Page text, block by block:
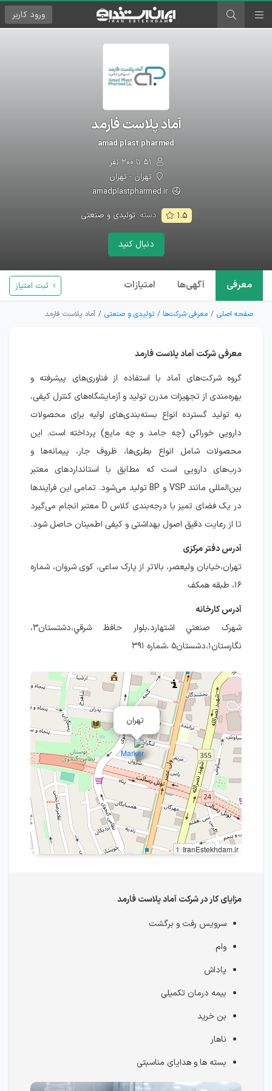
ورود کاربر
آماد پلاست فارمد
amad plast pharmed
تهران - تهران
amadplastpharmed.ir
۱.۵ دسته:تولیدی و صنعتی
دنبال کنید
معرفی آگهی‌ها امتیازات ثبت امتیاز
صفحه اصلی معرفی شرکت‌ها تولیدی و صنعتی آماد پلاست فارمد
معرفی شرکت آماد پلاست فارمد
گروه شرکت‌های آماد با استفاده از فناوری‌های پیشرفته و
بهره‌مندی از تجهیزات مدرن تولید و آزمایشگاه‌های کنترل کیفی،
به تولید گسترده انواع بسته‌بندی‌های اولیه برای محصولات
دارویی خوراکی (چه جامد و چه مایع) پرداخته است. این
محصولات شامل انواع بطری‌ها، ظروف جار، پیمانه‌ها و
درب‌های دارویی است که مطابق با استانداردهای معتبر
بین‌المللی مانند VSP و BP تولید می‌شود. تمامی این فرآیندها
در یک فضای تمیز با درجه‌بندی کلاس D معتبر انجام می‌گیرد
تا از رعایت دقیق اصول بهداشتی و کیفی اطمینان حاصل شود.
آدرس دفتر مرکزی
تهران،خیابان ولیعصر، بالاتر از پارک ساعی، کوی شروان، شماره
۱۶، طبقه همكف
آدرس كارخانه
شهرك صنعتي اشتهارد،بلوار حافظ شرقي،دشتستان۳،
نگارستان۱،دشستان۵ ،شماره ۳۹۱
تهران
IranEstekhdam.ir
مزایای کار در شرکت آماد پلاست فارمد
سرویس رفت و برگشت
وام
پاداش
بیمه درمان تکمیلی
بن خرید
ناهار
بسته ها و هدایای مناسبتی